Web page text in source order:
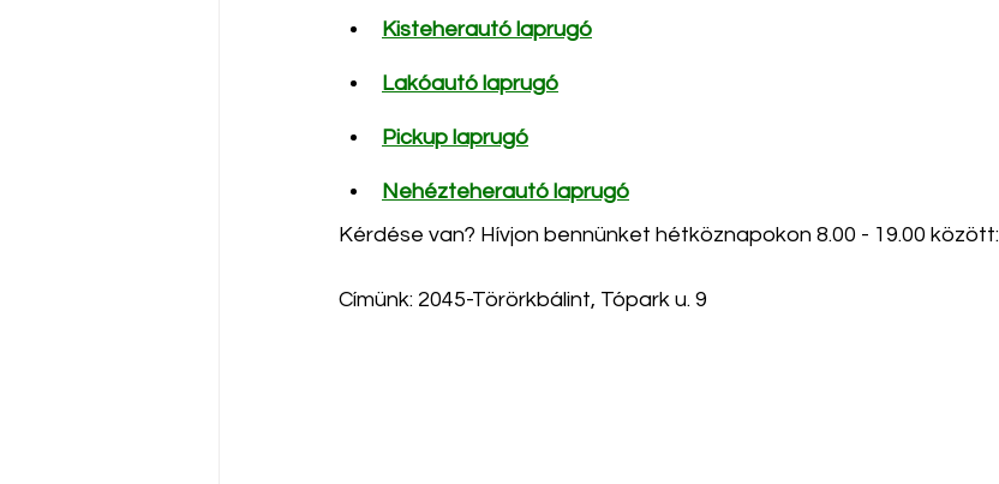
Kisteherautó laprugó
Lakóautó laprugó
Pickup laprugó
Nehézteherautó laprugó
Kérdése van? Hívjon bennünket hétköznapokon 8.00 - 19.00 között:
Címünk: 2045-Törörkbálint, Tópark u. 9